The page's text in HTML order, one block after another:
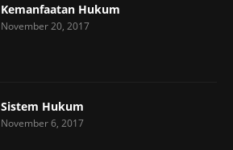
Kemanfaatan Hukum
November 20, 2017
Sistem Hukum
November 6, 2017